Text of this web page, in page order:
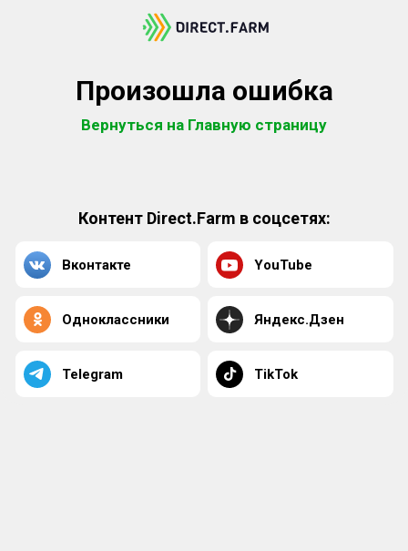
Произошла ошибка
Вернуться на Главную страницу
Контент Direct.Farm в соцсетях:
Вконтакте YouTube
Одноклассники Яндекс.Дзен
Telegram TikTok